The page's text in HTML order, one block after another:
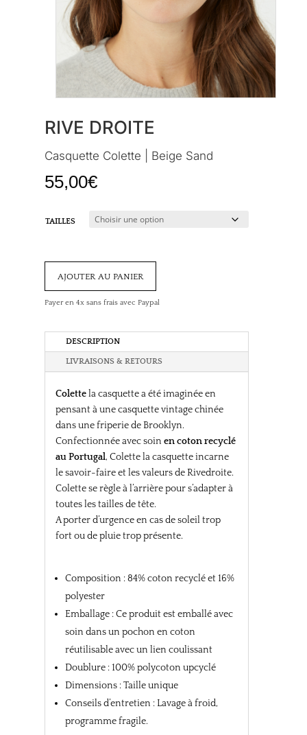
RIVE DROITE
Casquette Colette | Beige Sand
55,00€
TAILLES
ajouter au panier
Payer en 4x sans frais avec Paypal
DESCRIPTION
LIVRAISONS & RETOURS
Colettela casquette a été imaginée en
pensant à une casquette vintage chinée
dans une friperie de Brooklyn.
Confectionnée avec soin en coton recyclé
au Portugal, Colette la casquette incarne
le savoir-faire et les valeurs de Rivedroite.
Colette se règle à l’arrière pour s’adapter à
toutes les tailles de tête.
A porter d’urgence en cas de soleil trop
fort ou de pluie trop présente.
Composition : 84% coton recyclé et 16%
polyester
Emballage : Ce produit est emballé avec
soin dans un pochon en coton
réutilisable avec un lien coulissant
Doublure : 100% polycoton upcyclé
Dimensions : Taille unique
Conseils d’entretien : Lavage à froid,
programme fragile.